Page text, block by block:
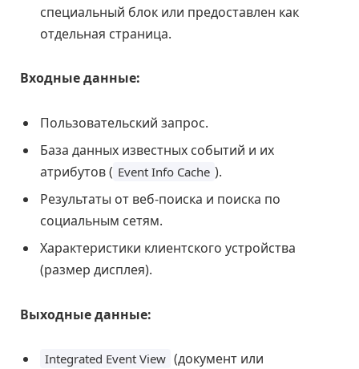
специальный блок или предоставлен как
отдельная страница.
Входные данные:
Пользовательский запрос.
База данных известных событий и их
атрибутов ( Event Info Cache ).
Результаты от веб-поиска и поиска по
социальным сетям.
Характеристики клиентского устройства
(размер дисплея).
Выходные данные:
Integrated Event View (документ или